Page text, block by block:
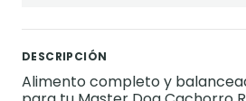
DESCRIPCIÓN
Alimento completo y